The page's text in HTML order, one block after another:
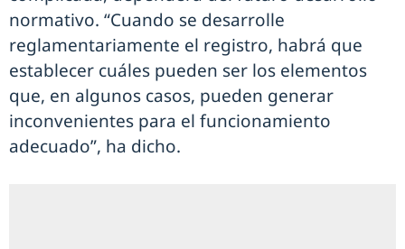
normativo. “Cuando se desarrolle
reglamentariamente el registro, habrá que
establecer cuáles pueden ser los elementos
que, en algunos casos, pueden generar
inconvenientes para el funcionamiento
adecuado”, ha dicho.